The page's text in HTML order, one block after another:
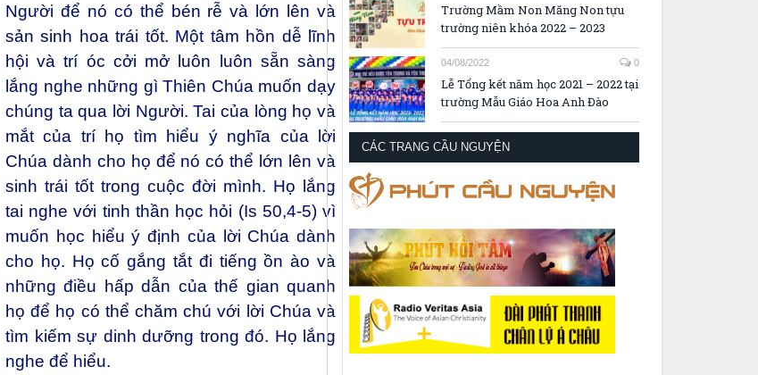
Người để nó có thể bén rễ và lớn lên và
sản sinh hoa trái tốt. Một tâm hồn dễ lĩnh
hội và trí óc cởi mở luôn luôn sẵn sàng
lắng nghe những gì Thiên Chúa muốn dạy
chúng ta qua lời Người. Tai của lòng họ và
mắt của trí họ tìm hiểu ý nghĩa của lời
Chúa dành cho họ để nó có thể lớn lên và
sinh trái tốt trong cuộc đời mình. Họ lắng
tai nghe với tinh thần học hỏi (Is 50,4-5) vì
muốn học hiểu ý định của lời Chúa dành
cho họ. Họ cố gắng tắt đi tiếng ồn ào và
những điều hấp dẫn của thế gian quanh
họ để họ có thể chăm chú với lời Chúa và
tìm kiếm sự dinh dưỡng trong đó. Họ lắng
nghe để hiểu.
Trường Mầm Non Măng Non tựu
trường niên khóa 2022 – 2023
04/08/2022 0
Lễ Tổng kết năm học 2021 – 2022 tại
trường Mẫu Giáo Hoa Anh Đào
CÁC TRANG CẦU NGUYỆN